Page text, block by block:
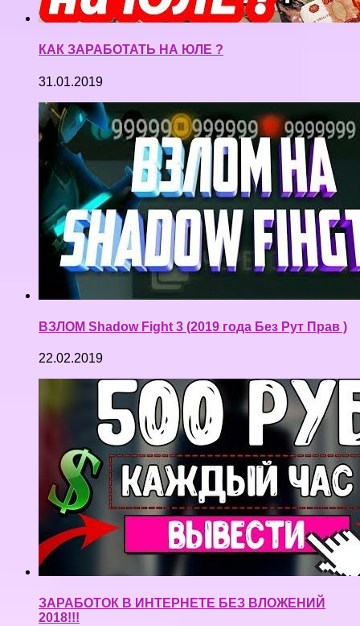
КАК ЗАРАБОТАТЬ НА ЮЛЕ ?
31.01.2019
ВЗЛОМ Shadow Fight 3 (2019 года Без Рут Прав )
22.02.2019
ЗАРАБОТОК В ИНТЕРНЕТЕ БЕЗ ВЛОЖЕНИЙ
2018!!!